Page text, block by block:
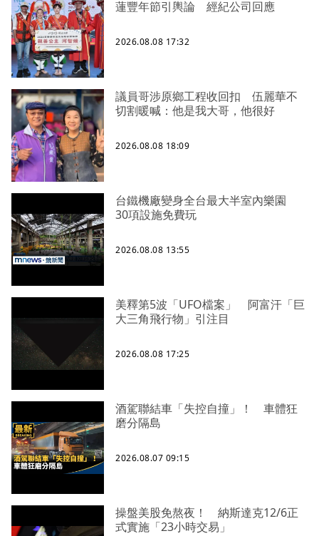
蓮豐年節引輿論 經紀公司回應
2026.08.08 17:32
議員哥涉原鄉工程收回扣 伍麗華不
切割暖喊：他是我大哥，他很好
2026.08.08 18:09
台鐵機廠變身全台最大半室內樂園
30項設施免費玩
2026.08.08 13:55
美釋第5波「UFO檔案」 阿富汗「巨
大三角飛行物」引注目
2026.08.08 17:25
酒駕聯結車「失控自撞」！ 車體狂
磨分隔島
2026.08.07 09:15
操盤美股免熬夜！ 納斯達克12/6正
式實施「23小時交易」